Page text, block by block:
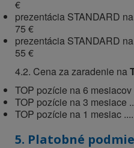
€
prezentácia STANDARD
75 €
prezentácia STANDARD
55 €
4.2. Cena za zaradenie na
TOP pozície na 6 mesiacov
TOP pozície na 3 mesiace
TOP pozície na 1 mesiac
5. Platobné